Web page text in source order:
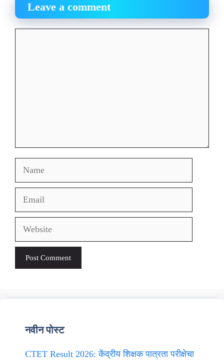
Leave a comment
Name
Email
Website
नवीन पोस्ट
CTET Result 2026: केंद्रीय शिक्षक पात्रता परीक्षेचा